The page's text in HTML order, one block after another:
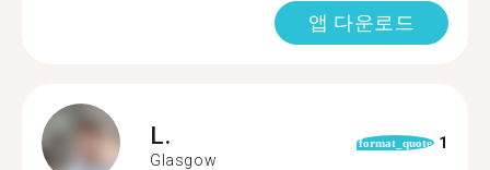
앱 다운로드
L.
Glasgow
format_quote 1